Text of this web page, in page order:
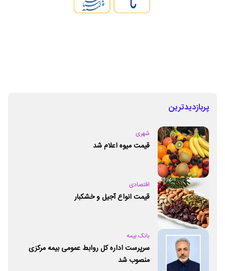
پربازدیدترین
شهری
قیمت میوه اعلام شد
اقتصادی
قیمت انواع آجیل و خشکبار
بانک بیمه
سرپرست اداره کل روابط عمومی بیمه مرکزی
منصوب شد